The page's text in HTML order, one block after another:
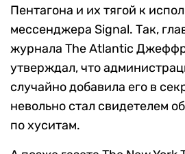
Пентагона и их тягой к
мессенджера Signal. Так,
журнала The Atlantic
утверждал, что
случайно добавила его в
невольно стал свидетелем
по хуситам.